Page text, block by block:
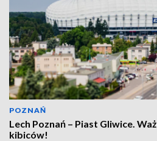
POZNAŃ
Lech Poznań – Piast Gliwice.
kibiców!